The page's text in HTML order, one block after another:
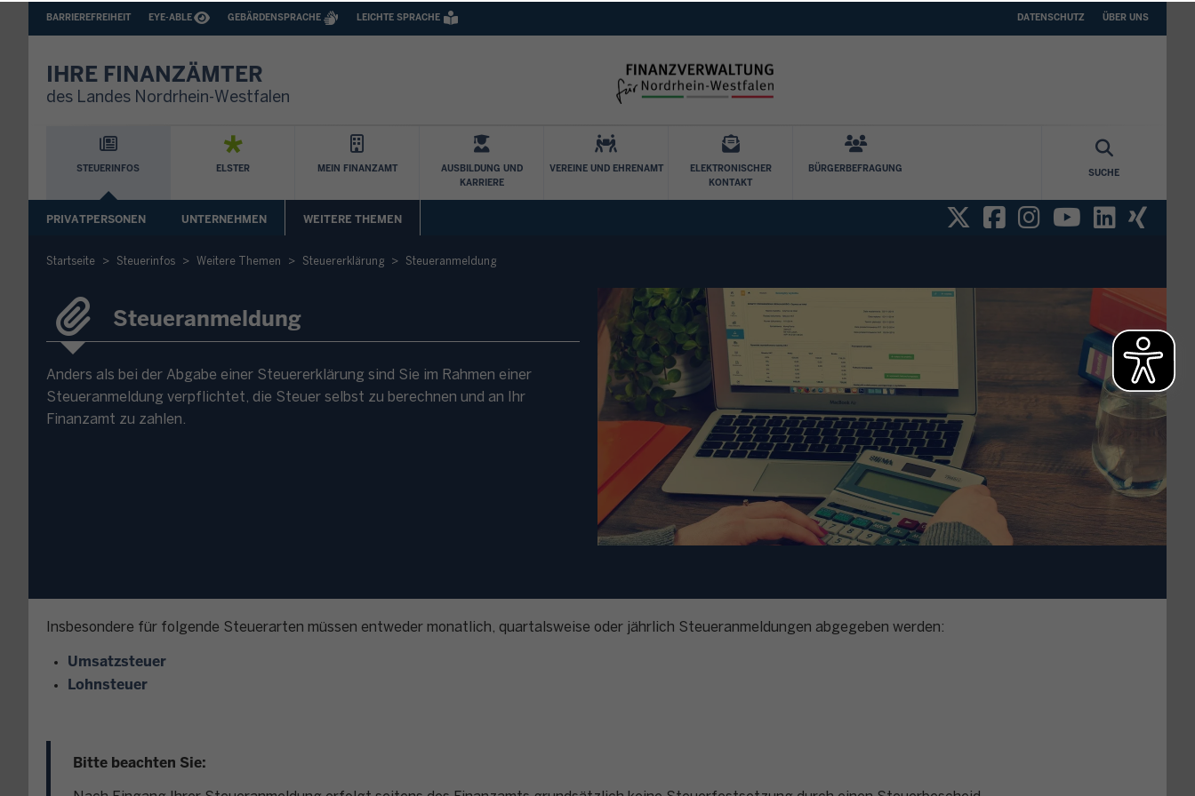
BARRIEREFREIHEIT SPRACHEN
EYE-ABLE GEBÄRDENSPRACHE LEICHTE SPRACHE
DATENSCHUTZ
UNS
ÜBER UNS
IHRE FINANZÄMTER
des Landes Nordrhein-Westfalen
Hauptnavigation
STEUERINFOS ELSTER MEIN FINANZAMT
AUSBILDUNG UND
KARRIERE
VEREINE UND EHRENAMT
ELEKTRONISCHER
KONTAKT
BÜRGERBEFRAGUNG SUCHE
PRIVATPERSONEN UNTERNEHMEN WEITERE THEMEN Twitter
Facebook
Instagram
YouTube
Startseite Steuerinfos Weitere Themen Steuererklärung Steueranmeldung
Steueranmeldung
Anders als bei der Abgabe einer Steuererklärung sind Sie im Rahmen einer
Steueranmeldung verpflichtet, die Steuer selbst zu berechnen und an Ihr
Finanzamt zu zahlen.
Insbesondere für folgende Steuerarten müssen entweder monatlich, quartalsweise oder jährlich Steueranmeldungen abgegeben werden:
Umsatzsteuer
Lohnsteuer
Bitte beachten Sie: